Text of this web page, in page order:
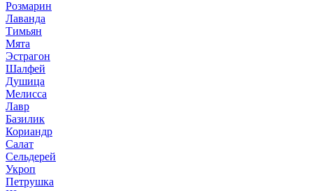
Розмарин
Лаванда
Тимьян
Мята
Эстрагон
Шалфей
Душица
Мелисса
Лавр
Базилик
Кориандр
Салат
Сельдерей
Укроп
Петрушка